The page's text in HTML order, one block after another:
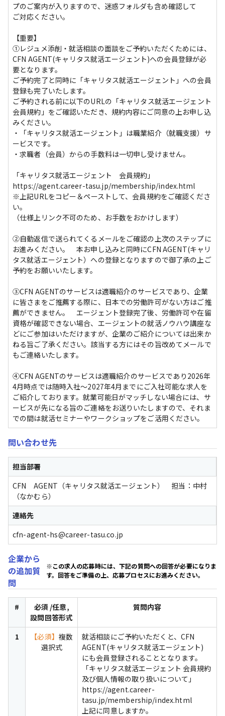
プのご案内が入りますので、迷惑フォルダも含め確認して
ご対応ください。
【重要】
①レジュメ添削・就活相談の面談をご予約いただくためには、
CFN AGENT(キャリタス就活エージェント)への会員登録が必
要となります。
ご予約完了と同時に「キャリタス就活エージェント」への会員
登録も完了いたします。
ご予約される前に以下のURLの「キャリタス就活エージェント
会員規約」をご確認いただき、規約内容にご同意の上お申し込
みください。
・「キャリタス就活エージェント」は職業紹介（就職支援）サ
ービスです。
・求職者（会員）からの手数料は一切申し受けません。
「キャリタス就活エージェント　会員規約」
https://agent.career-tasu.jp/membership/index.html
※上記URLをコピー＆ペーストして、会員規約をご確認くださ
い。
（仕様上リンク不可のため、お手数をおかけします）
②自動返信で送られてくるメールをご確認の上次のステップに
お進みください。　本お申し込みと同時にCFN AGENT(キャリ
タス就活エージェント）への登録となりますので御了承の上ご
予約をお願いいたします。
③CFN AGENTのサービスは適職紹介のサービスであり、企業
に皆さまをご推薦する際に、日本での労働許可がない方はご推
薦ができません。　エージェント登録完了後、労働許可や在留
資格が確認できない場合、エージェントの就活ノウハウ講座な
どにご参加はいただけますが、企業のご紹介については出来か
ねる旨ご了承ください。該当する方にはその旨改めてメールで
もご連絡いたします。
④CFN AGENTのサービスは適職紹介のサービスであり2026年
4月時点では随時入社～2027年4月までにご入社可能な求人を
ご紹介しております。就業可能日がマッチしない場合には、サ
ービスが先になる旨のご連絡をお送りいたしますので、それま
での間は就活セミナーやワークショップをご活用ください。
問い合わせ先
担当部署
CFN　AGENT（キャリタス就活エージェント）　担当：中村
（なかむら）
連絡先
cfn-agent-hs@career-tasu.co.jp
企業から
の追加質
問
※この求人の応募時には、下記の質問への回答が必要になりま
す。回答をご準備の上、応募プロセスにお進みください。
#
必須 /任意,
設問回答形式
質問内容
1 【必須】 複数
選択式
就活相談にご予約いただくと、CFN
AGENT(キャリタス就活エージェント)
にも会員登録されることとなります。
「キャリタス就活エージェント 会員規約
及び個人情報の取り扱いについて」
https://agent.career-
tasu.jp/membership/index.html
上記に同意しますか。